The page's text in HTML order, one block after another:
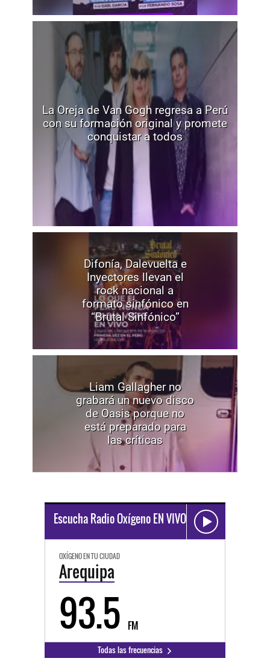
La Oreja de Van Gogh regresa a Perú
con su formación original y promete
conquistar a todos
Difonía, Dalevuelta e
Inyectores llevan el
rock nacional a
formato sinfónico en
“Brutal Sinfónico”
Liam Gallagher no
grabará un nuevo disco
de Oasis porque no
está preparado para
las críticas
Escucha Radio Oxígeno EN VIVO
OXÍGENO EN TU CIUDAD
Arequipa
93.5 FM
Todas las frecuencias